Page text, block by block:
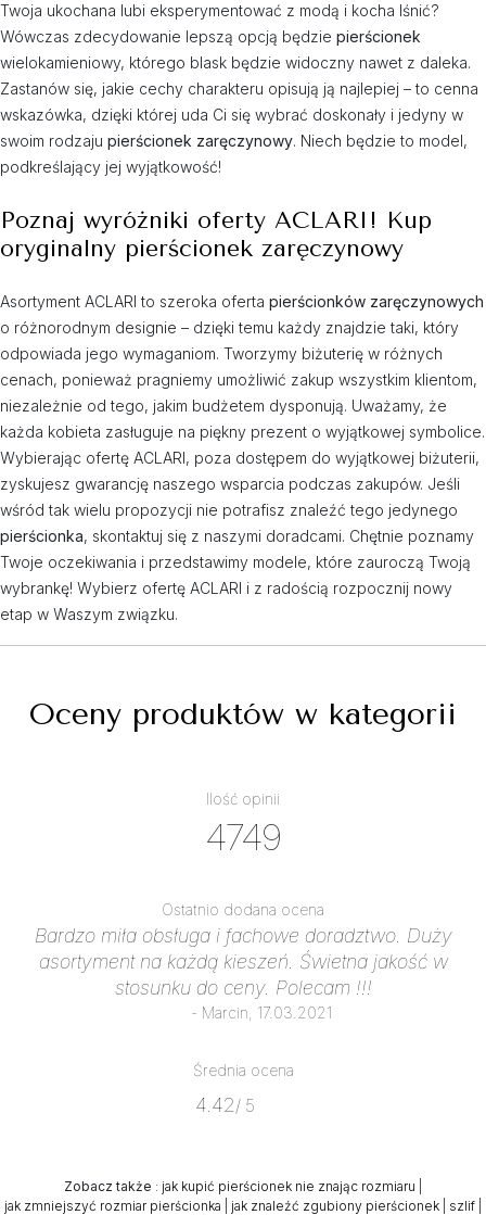
Twoja ukochana lubi eksperymentować z modą i kocha lśnić?
Wówczas zdecydowanie lepszą opcją będzie pierścionek
wielokamieniowy, którego blask będzie widoczny nawet z daleka.
Zastanów się, jakie cechy charakteru opisują ją najlepiej – to cenna
wskazówka, dzięki której uda Ci się wybrać doskonały i jedyny w
swoim rodzaju pierścionek zaręczynowy. Niech będzie to model,
podkreślający jej wyjątkowość!
Poznaj wyróżniki oferty ACLARI! Kup
oryginalny pierścionek zaręczynowy
Asortyment ACLARI to szeroka oferta pierścionków zaręczynowych
o różnorodnym designie – dzięki temu każdy znajdzie taki, który
odpowiada jego wymaganiom. Tworzymy biżuterię w różnych
cenach, ponieważ pragniemy umożliwić zakup wszystkim klientom,
niezależnie od tego, jakim budżetem dysponują. Uważamy, że
każda kobieta zasługuje na piękny prezent o wyjątkowej symbolice.
Wybierając ofertę ACLARI, poza dostępem do wyjątkowej biżuterii,
zyskujesz gwarancję naszego wsparcia podczas zakupów. Jeśli
wśród tak wielu propozycji nie potrafisz znaleźć tego jedynego
pierścionka, skontaktuj się z naszymi doradcami. Chętnie poznamy
Twoje oczekiwania i przedstawimy modele, które zauroczą Twoją
wybrankę! Wybierz ofertę ACLARI i z radością rozpocznij nowy
etap w Waszym związku.
Oceny produktów w kategorii
Ilość opinii
4749
Ostatnio dodana ocena
Bardzo miła obsługa i fachowe doradztwo. Duży
asortyment na każdą kieszeń. Świetna jakość w
stosunku do ceny. Polecam !!!
- Marcin, 17.03.2021
Średnia ocena
4.42/ 5
Zobacz także : jak kupić pierścionek nie znając rozmiaru
jak zmniejszyć rozmiar pierścionka
jak znaleźć zgubiony pierścionek szlif